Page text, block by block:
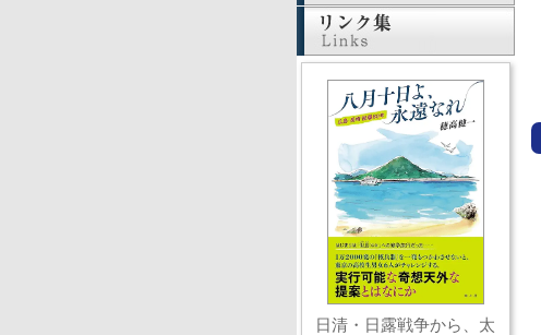
日清・日露戦争から、太